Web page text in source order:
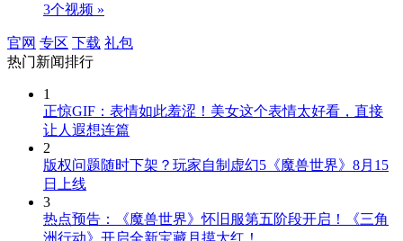
3个视频 »
官网 专区 下载 礼包
热门新闻排行
1
正惊GIF：表情如此羞涩！美女这个表情太好看，直接
让人遐想连篇
2
版权问题随时下架？玩家自制虚幻5《魔兽世界》8月15
日上线
3
热点预告：《魔兽世界》怀旧服第五阶段开启！《三角
洲行动》开启全新宝藏月摸大红！